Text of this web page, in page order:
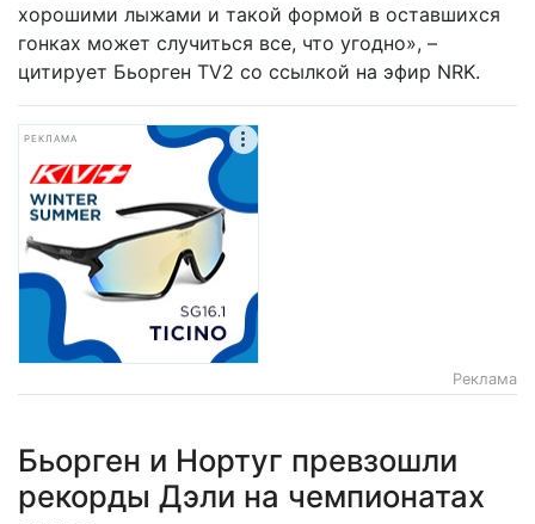
хорошими лыжами и такой формой в оставшихся
гонках может случиться все, что угодно», –
цитирует Бьорген TV2 со ссылкой на эфир NRK.
РЕКЛАМА
Реклама
Бьорген и Нортуг превзошли
рекорды Дэли на чемпионатах